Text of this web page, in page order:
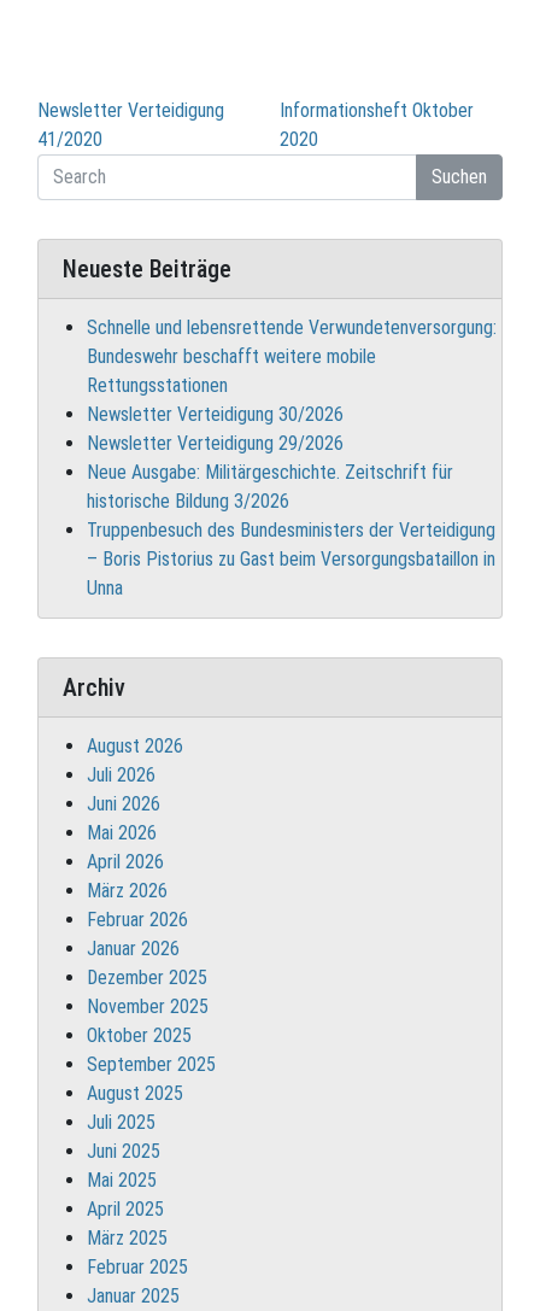
Beitragsnavigation
Newsletter Verteidigung
41/2020
Informationsheft Oktober
2020
Suchen
Neueste Beiträge
Schnelle und lebensrettende Verwundetenversorgung:
Bundeswehr beschafft weitere mobile
Rettungsstationen
Newsletter Verteidigung 30/2026
Newsletter Verteidigung 29/2026
Neue Ausgabe: Militärgeschichte. Zeitschrift für
historische Bildung 3/2026
Truppenbesuch des Bundesministers der Verteidigung
– Boris Pistorius zu Gast beim Versorgungsbataillon in
Unna
Archiv
August 2026
Juli 2026
Juni 2026
Mai 2026
April 2026
März 2026
Februar 2026
Januar 2026
Dezember 2025
November 2025
Oktober 2025
September 2025
August 2025
Juli 2025
Juni 2025
Mai 2025
April 2025
März 2025
Februar 2025
Januar 2025